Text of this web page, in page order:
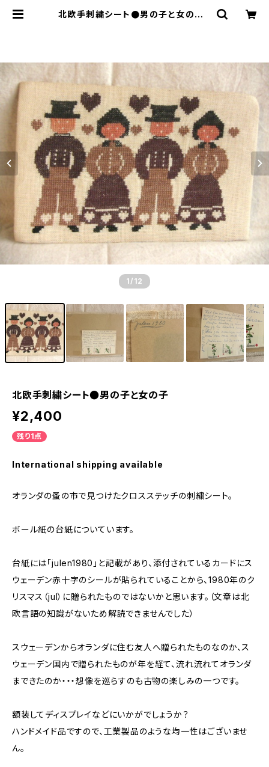
北欧手刺繍シート●男の子と女の子 |
1 /12
北欧手刺繍シート●男の子と女の子
¥2,400
残り1点
International shipping available
オランダの蚤の市で見つけたクロスステッチの刺繍シート。
ボール紙の台紙についています。
台紙には「julen1980」と記載があり、添付されているカードにス
ウェーデン赤十字のシールが貼られていることから、1980年のク
リスマス（jul）に贈られたものではないかと思います。（文章は北
欧言語の知識がないため解読できませんでした）
スウェーデンからオランダに住む友人へ贈られたものなのか、ス
ウェーデン国内で贈られたものが年を経て、流れ流れてオランダ
まできたのか・・・想像を巡らすのも古物の楽しみの一つです。
額装してディスプレイなどにいかがでしょうか？
ハンドメイド品ですので、工業製品のような均一性はございませ
ん。